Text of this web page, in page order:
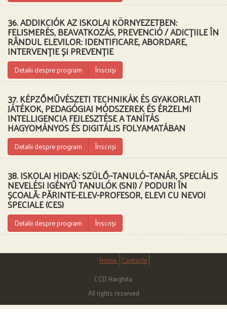
36. ADDIKCIÓK AZ ISKOLAI KÖRNYEZETBEN:
FELISMERÉS, BEAVATKOZÁS, PREVENCIÓ / ADICȚIILE ÎN
RÂNDUL ELEVILOR: IDENTIFICARE, ABORDARE,
INTERVENȚIE ȘI PREVENȚIE
Detalii despre program Înscriși
37. KÉPZŐMŰVÉSZETI TECHNIKÁK ÉS GYAKORLATI
JÁTÉKOK, PEDAGÓGIAI MÓDSZEREK ÉS ÉRZELMI
INTELLIGENCIA FEJLESZTÉSE A TANÍTÁS
HAGYOMÁNYOS ÉS DIGITÁLIS FOLYAMATÁBAN
Detalii despre program Înscriși
38. ISKOLAI HIDAK: SZÜLŐ–TANULÓ–TANÁR, SPECIÁLIS
NEVELÉSI IGÉNYŰ TANULÓK (SNI) / PODURI ÎN
ȘCOALĂ: PĂRINTE-ELEV-PROFESOR, ELEVI CU NEVOI
SPECIALE (CES)
Detalii despre program Înscriși
Home Contacte
CCD Harghita.
All rights reserved